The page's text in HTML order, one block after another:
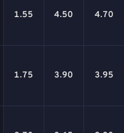
1.55 4.50 4.70
1.75 3.90 3.95